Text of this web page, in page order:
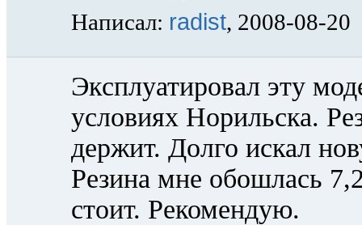
Написал: radist, 2008-08-20
Эксплуатировал эту
условиях Норильска.
держит. Долго искал
Резина мне обошлась
стоит. Рекомендую.